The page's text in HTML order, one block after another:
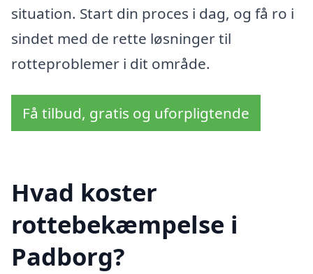
situation. Start din proces i dag, og få ro i
sindet med de rette løsninger til
rotteproblemer i dit område.
Få tilbud, gratis og uforpligtende
Hvad koster
rottebekæmpelse i
Padborg?